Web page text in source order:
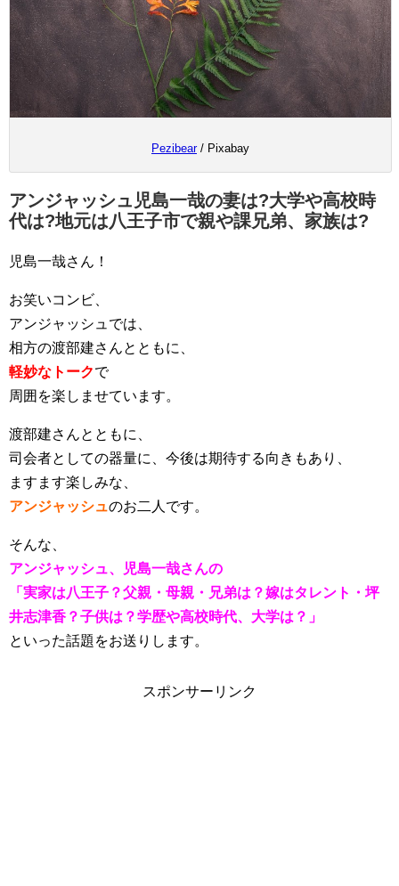
Pezibear/ Pixabay
アンジャッシュ児島一哉の妻は?大学や高校時
代は?地元は八王子市で親や課兄弟、家族は?
児島一哉さん！
お笑いコンビ、
アンジャッシュでは、
相方の渡部建さんとともに、
軽妙なトークで
周囲を楽しませています。
渡部建さんとともに、
司会者としての器量に、今後は期待する向きもあり、
ますます楽しみな、
アンジャッシュのお二人です。
そんな、
アンジャッシュ、児島一哉さんの
「実家は八王子？父親・母親・兄弟は？嫁はタレント・坪
井志津香？子供は？学歴や高校時代、大学は？」
といった話題をお送りします。
スポンサーリンク